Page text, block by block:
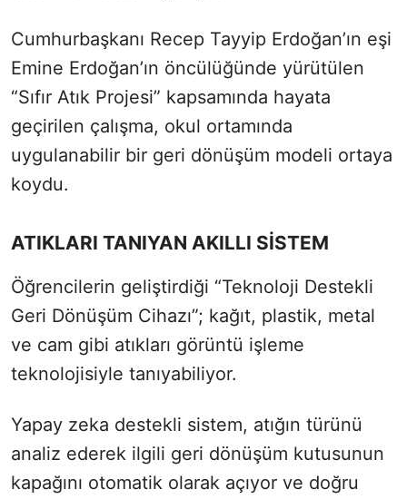
Cumhurbaşkanı Recep Tayyip Erdoğan’ın eşi
Emine Erdoğan’ın öncülüğünde yürütülen
“Sıfır Atık Projesi” kapsamında hayata
geçirilen çalışma, okul ortamında
uygulanabilir bir geri dönüşüm modeli ortaya
koydu.
ATIKLARI TANIYAN AKILLI SİSTEM
Öğrencilerin geliştirdiği “Teknoloji Destekli
Geri Dönüşüm Cihazı”; kağıt, plastik, metal
ve cam gibi atıkları görüntü işleme
teknolojisiyle tanıyabiliyor.
Yapay zeka destekli sistem, atığın türünü
analiz ederek ilgili geri dönüşüm kutusunun
kapağını otomatik olarak açıyor ve doğru